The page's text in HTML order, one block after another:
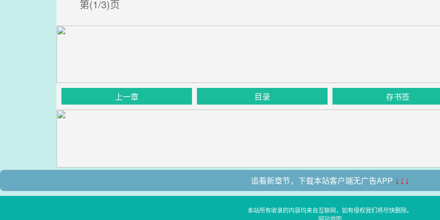
第(1/3)页
上一章 目录 存书签
追看新章节，下载本站客户端无广告APP ↓↓↓
本站所有收录的内容均来自互联网，如有侵权我们将尽快删除。
网站地图